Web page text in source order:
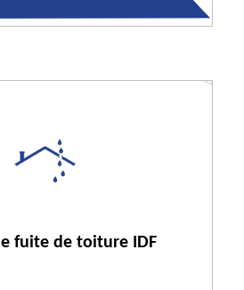
fuite de toiture IDF